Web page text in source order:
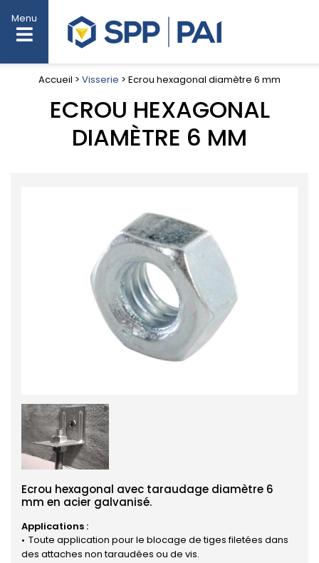
Menu
Accueil > Visserie > Ecrou hexagonal diamètre 6 mm
ECROU HEXAGONAL
DIAMÈTRE 6 MM
Ecrou hexagonal avec taraudage diamètre 6
mm en acier galvanisé.
Applications :
Toute application pour le blocage de tiges filetées dans
des attaches non taraudées ou de vis.